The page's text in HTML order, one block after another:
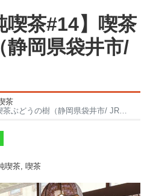
喫茶#14】喫茶
岡県袋井市/
茶
どうの樹（静岡県袋井市/ JR袋井駅）
喫茶, 喫茶